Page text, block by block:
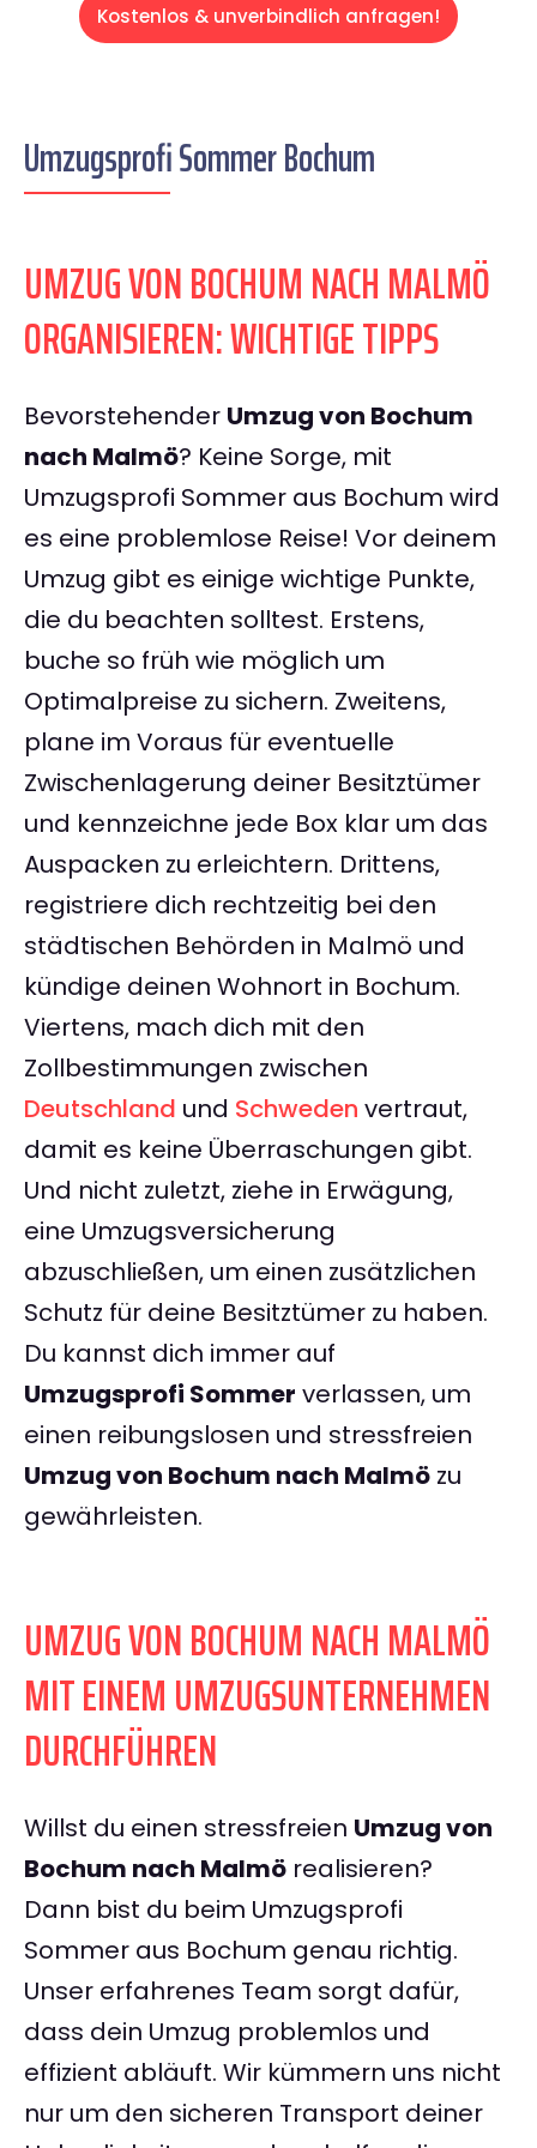
Kostenlos & unverbindlich anfragen!
Umzugsprofi Sommer Bochum
UMZUG VON BOCHUM NACH MALMÖ
ORGANISIEREN: WICHTIGE TIPPS
Bevorstehender Umzug von Bochum
nach Malmö? Keine Sorge, mit
Umzugsprofi Sommer aus Bochum wird
es eine problemlose Reise! Vor deinem
Umzug gibt es einige wichtige Punkte,
die du beachten solltest. Erstens,
buche so früh wie möglich um
Optimalpreise zu sichern. Zweitens,
plane im Voraus für eventuelle
Zwischenlagerung deiner Besitztümer
und kennzeichne jede Box klar um das
Auspacken zu erleichtern. Drittens,
registriere dich rechtzeitig bei den
städtischen Behörden in Malmö und
kündige deinen Wohnort in Bochum.
Viertens, mach dich mit den
Zollbestimmungen zwischen
Deutschland und Schweden vertraut,
damit es keine Überraschungen gibt.
Und nicht zuletzt, ziehe in Erwägung,
eine Umzugsversicherung
abzuschließen, um einen zusätzlichen
Schutz für deine Besitztümer zu haben.
Du kannst dich immer auf
Umzugsprofi Sommer verlassen, um
einen reibungslosen und stressfreien
Umzug von Bochum nach Malmö zu
gewährleisten.
UMZUG VON BOCHUM NACH MALMÖ
MIT EINEM UMZUGSUNTERNEHMEN
DURCHFÜHREN
Willst du einen stressfreien Umzug von
Bochum nach Malmö realisieren?
Dann bist du beim Umzugsprofi
Sommer aus Bochum genau richtig.
Unser erfahrenes Team sorgt dafür,
dass dein Umzug problemlos und
effizient abläuft. Wir kümmern uns nicht
nur um den sicheren Transport deiner